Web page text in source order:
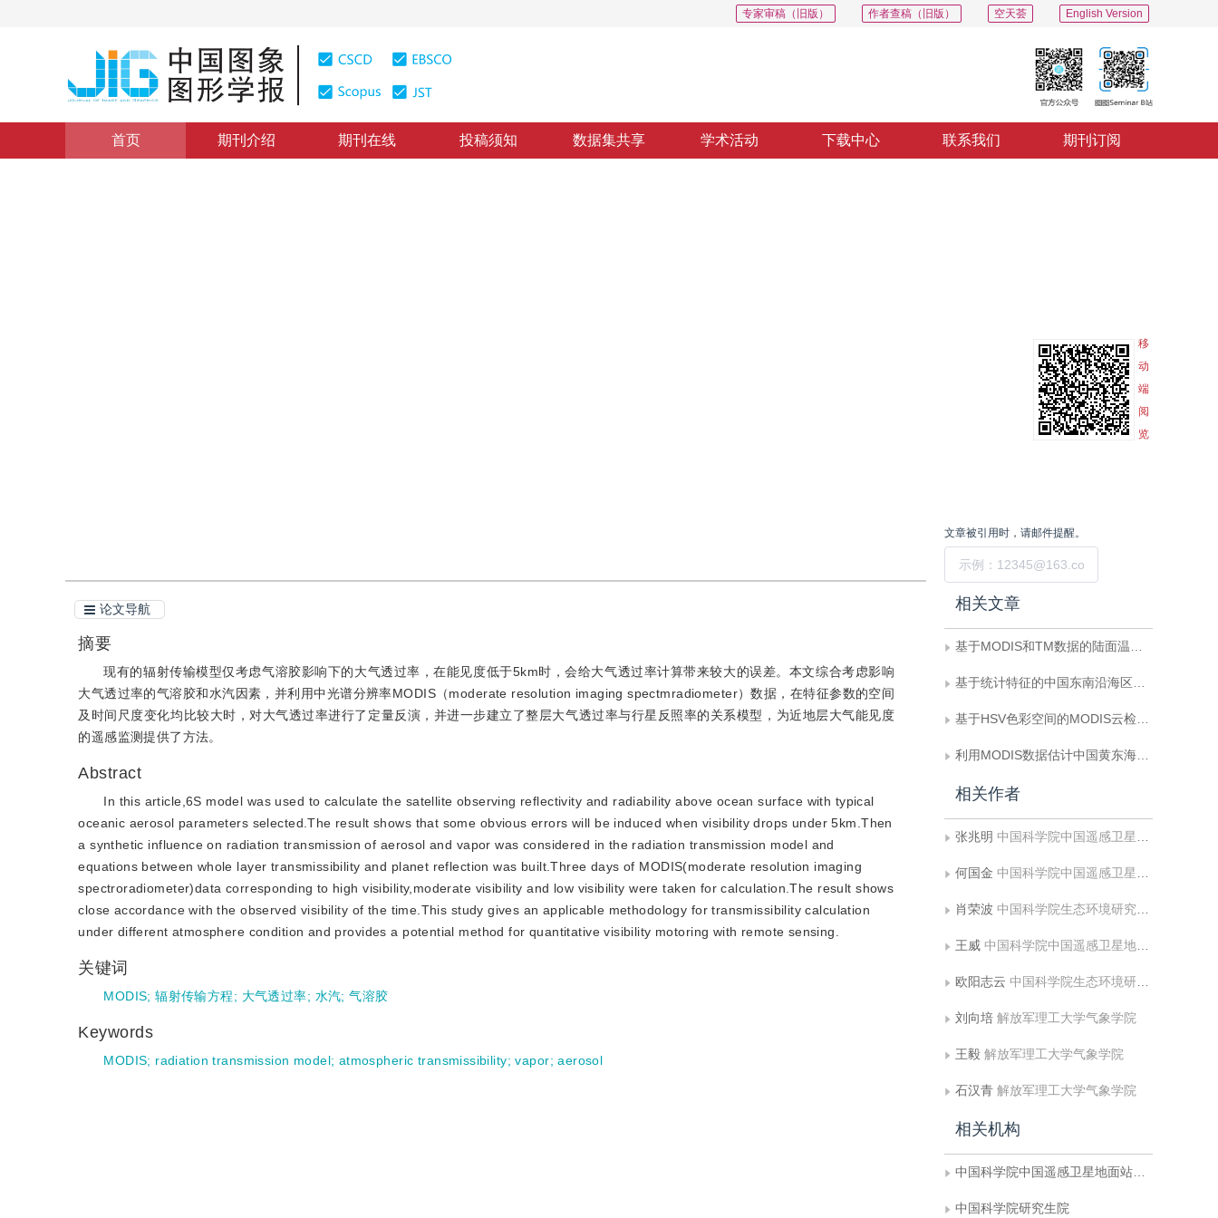
English Version
空天荟
作者查稿（旧版）
专家审稿（旧版）
首页 期刊介绍 期刊在线 投稿须知 数据集共享 学术活动 下载中心 联系我们 期刊订阅
移
动
端
阅
览
论文导航
摘要
现有的辐射传输模型仅考虑气溶胶影响下的大气透过率，在能见度低于5km时，会给大气透过率计算带来较大的误差。本文综合考虑影响
大气透过率的气溶胶和水汽因素，并利用中光谱分辨率MODIS（moderate resolution imaging spectmradiometer）数据，在特征参数的空间
及时间尺度变化均比较大时，对大气透过率进行了定量反演，并进一步建立了整层大气透过率与行星反照率的关系模型，为近地层大气能见度
的遥感监测提供了方法。
Abstract
In this article,6S model was used to calculate the satellite observing reflectivity and radiability above ocean surface with typical
oceanic aerosol parameters selected.The result shows that some obvious errors will be induced when visibility drops under 5km.Then
a synthetic influence on radiation transmission of aerosol and vapor was considered in the radiation transmission model and
equations between whole layer transmissibility and planet reflection was built.Three days of MODIS(moderate resolution imaging
spectroradiometer)data corresponding to high visibility,moderate visibility and low visibility were taken for calculation.The result shows
close accordance with the observed visibility of the time.This study gives an applicable methodology for transmissibility calculation
under different atmosphere condition and provides a potential method for quantitative visibility motoring with remote sensing.
关键词
MODIS;辐射传输方程; 大气透过率; 水汽;气溶胶
Keywords
MODIS; radiation transmission model; atmospheric transmissibility;vapor;aerosol
文章被引用时，请邮件提醒。
相关文章
基于MODIS和TM数据的陆面温度反演
基于统计特征的中国东南沿海区域云检测
基于HSV色彩空间的MODIS云检测算法研究
利用MODIS数据估计中国黄东海区域测深参数
相关作者
张兆明 中国科学院中国遥感卫星地面站重点实验室;中国科学院研究生院
何国金 中国科学院中国遥感卫星地面站重点实验室
肖荣波 中国科学院生态环境研究中心
王威 中国科学院中国遥感卫星地面站重点实验室
欧阳志云 中国科学院生态环境研究中心
刘向培 解放军理工大学气象学院
王毅 解放军理工大学气象学院
石汉青 解放军理工大学气象学院
相关机构
中国科学院中国遥感卫星地面站重点实验室
中国科学院研究生院